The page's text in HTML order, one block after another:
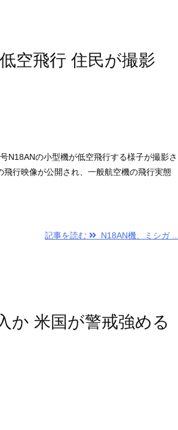
空飛行 住民が撮影
N18ANの小型機が低空飛行する様子が撮影さ
行映像が公開され、一般航空機の飛行実態
記事を読む N18AN機、ミシガ ...
か 米国が警戒強める